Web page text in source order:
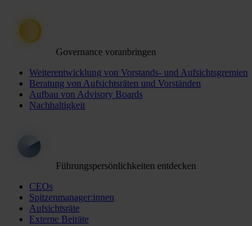
Governance voranbringen
Weiterentwicklung von Vorstands- und Aufsichtsgremien
Beratung von Aufsichtsräten und Vorständen
Aufbau von Advisory Boards
Nachhaltigkeit
Führungspersönlichkeiten entdecken
CEOs
Spitzenmanager:innen
Aufsichtsräte
Externe Beiräte